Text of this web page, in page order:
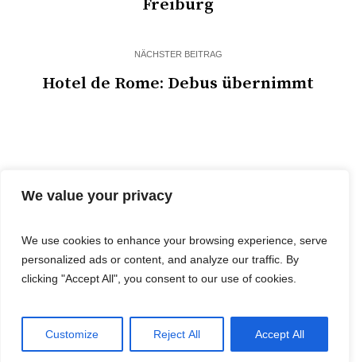
We value your privacy
We use cookies to enhance your browsing experience, serve
personalized ads or content, and analyze our traffic. By
clicking "Accept All", you consent to our use of cookies.
Customize Reject All Accept All
Freiburg
NÄCHSTER BEITRAG
Hotel de Rome: Debus übernimmt
© 2025 Cost&Logis